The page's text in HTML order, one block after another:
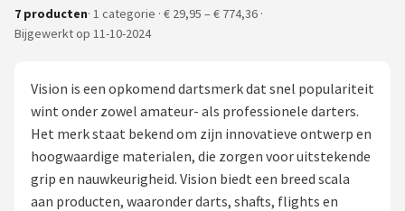
Merken
Dartspelers
Toernooien
Spelregels
7 producten· 1 categorie · € 29,95 – € 774,36 ·
Bijgewerkt op 11-10-2024
Vision is een opkomend dartsmerk dat snel populariteit
wint onder zowel amateur- als professionele darters.
Het merk staat bekend om zijn innovatieve ontwerp en
hoogwaardige materialen, die zorgen voor uitstekende
grip en nauwkeurigheid. Vision biedt een breed scala
aan producten, waaronder darts, shafts, flights en